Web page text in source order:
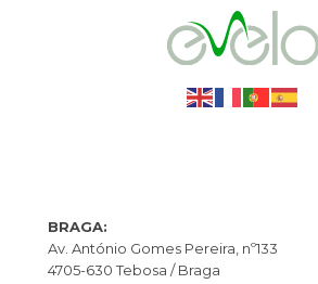
BRAGA:
Av. António Gomes Pereira, nº133
4705-630 Tebosa / Braga